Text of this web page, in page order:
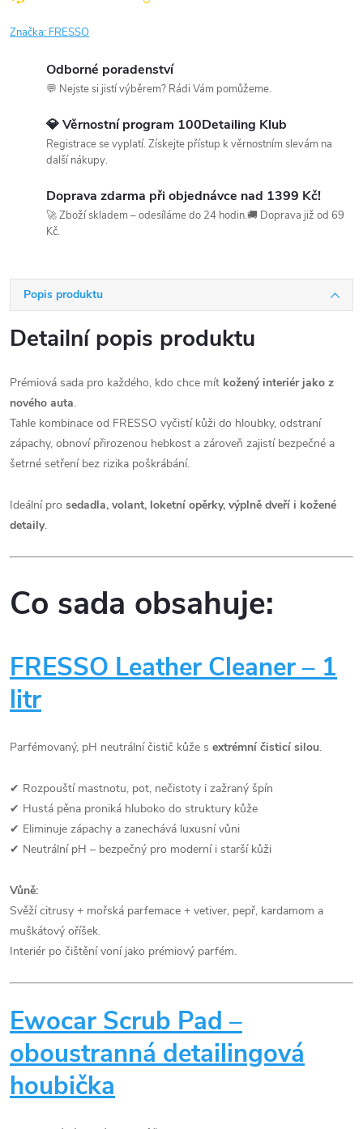
Značka: FRESSO
Odborné poradenství
💬 Nejste si jistí výběrem? Rádi Vám pomůžeme.
💎 Věrnostní program 100Detailing Klub
Registrace se vyplatí. Získejte přístup k věrnostním slevám na
další nákupy.
Doprava zdarma při objednávce nad 1399 Kč!
🚀 Zboží skladem – odesíláme do 24 hodin.🚚 Doprava již od 69
Kč.
Popis produktu
Detailní popis produktu
Prémiová sada pro každého, kdo chce mít kožený interiér jako z
nového auta.
Tahle kombinace od FRESSO vyčistí kůži do hloubky, odstraní
zápachy, obnoví přirozenou hebkost a zároveň zajistí bezpečné a
šetrné setření bez rizika poškrábání.
Ideální pro sedadla, volant, loketní opěrky, výplně dveří i kožené
detaily.
Co sada obsahuje:
FRESSO Leather Cleaner – 1
litr
Parfémovaný, pH neutrální čistič kůže s extrémní čisticí silou.
✔ Rozpouští mastnotu, pot, nečistoty i zažraný špín
✔ Hustá pěna proniká hluboko do struktury kůže
✔ Eliminuje zápachy a zanechává luxusní vůni
✔ Neutrální pH – bezpečný pro moderní i starší kůži
Vůně:
Svěží citrusy + mořská parfemace + vetiver, pepř, kardamom a
muškátový oříšek.
Interiér po čištění voní jako prémiový parfém.
Ewocar Scrub Pad –
oboustranná detailingová
houbička